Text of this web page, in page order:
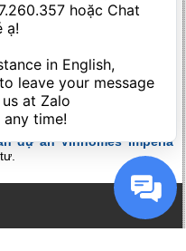
mình một cuộc sống đủ đầy
hiện đại, không gian sống
hữu được tiềm ẩn tại đây.
có mà dự án Vinhomes
khách hàng ái mộ nhất.
tôi tại website chính
dự án Vinhomes Imperia
hoặc Chat
ạ!
in English,
leave your message
any time!